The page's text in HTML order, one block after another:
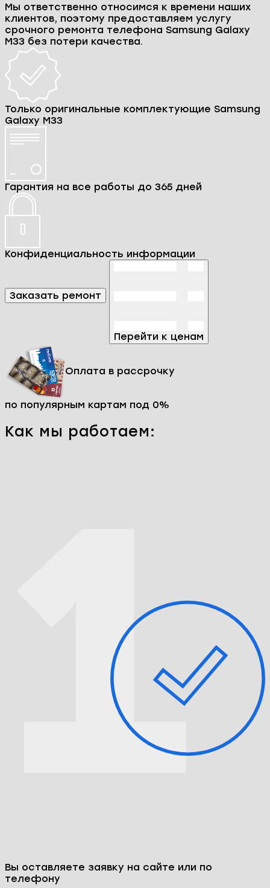
Мы ответственно относимся к времени наших
клиентов, поэтому предоставляем услугу
срочного ремонта телефона Samsung Galaxy
M33 без потери качества.
Только оригинальные комплектующие Samsung
Galaxy M33
Гарантия на все работы до 365 дней
Конфиденциальность информации
Заказать ремонт
Перейти к ценам
Оплата в рассрочку
по популярным картам под 0%
Как мы работаем:
Вы оставляете заявку на сайте или по
телефону